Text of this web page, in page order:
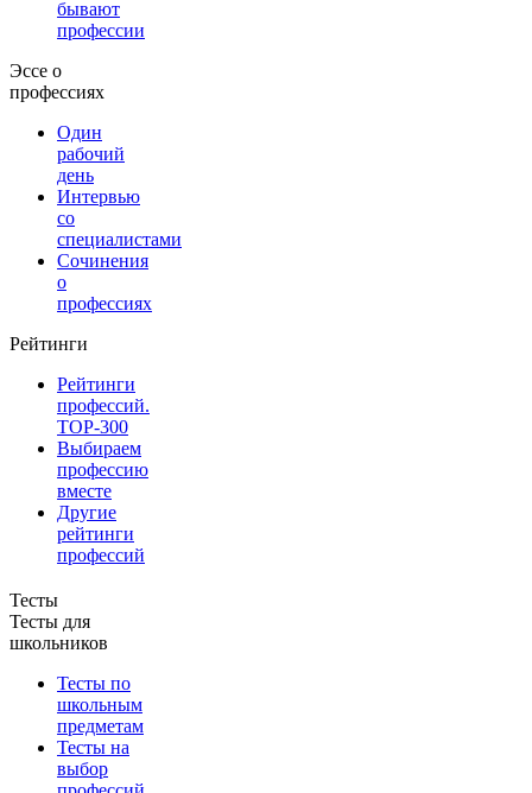
бывают
профессии
Эссе о
профессиях
Один
рабочий
день
Интервью
со
специалистами
Сочинения
о
профессиях
Рейтинги
Рейтинги
профессий.
TOP-300
Выбираем
профессию
вместе
Другие
рейтинги
профессий
Тесты
Тесты для
школьников
Тесты по
школьным
предметам
Тесты на
выбор